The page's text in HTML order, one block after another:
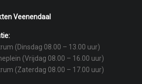
Veenendaal
(Dinsdag 08.00 – 13.00 uur)
(Vrijdag 08.00 – 16.00 uur)
(Zaterdag 08.00 – 17.00 uur)